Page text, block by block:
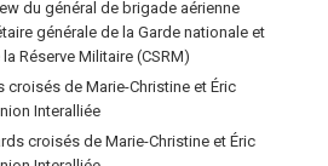
du général de brigade aérienne
générale de la Garde nationale et
Réserve Militaire (CSRM)
croisés de Marie-Christine et Éric
Interalliée
croisés de Marie-Christine et Éric